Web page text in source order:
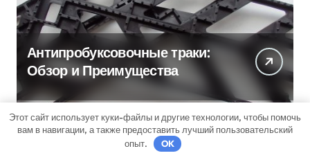
Антипробуксовочные траки:
Обзор и Преимущества
Этот сайт использует куки-файлы и другие технологии, чтобы помочь
вам в навигации, а также предоставить лучший пользовательский
опыт.
OK